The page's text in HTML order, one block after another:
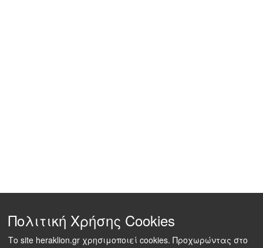
Πολιτική Χρήσης Cookies
Το site heraklion.gr χρησιμοποιεί cookies. Προχωρώντας στο